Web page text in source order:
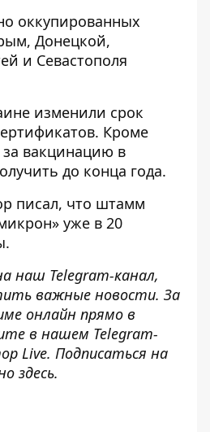
оккупированных
Донецкой,
и Севастополя
изменили срок
. Кроме
за вакцинацию в
до конца года.
писал, что штамм
уже в 20
наш Telegram-канал,
важные новости. За
онлайн прямо в
в нашем Telegram-
Live. Подписаться на
здесь.